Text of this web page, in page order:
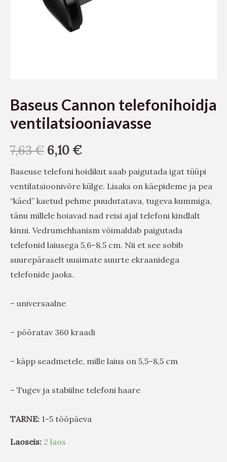
Baseus Cannon telefonihoidja
ventilatsiooniavasse
7,63€ 6,10€
Baseuse telefoni hoidikut saab paigutada igat tüüpi
ventilatsioonivõre külge. Lisaks on käepideme ja pea
“käed” kaetud pehme puudutatava, tugeva kummiga,
tänu millele hoiavad nad reisi ajal telefoni kindlalt
kinni. Vedrumehhanism võimaldab paigutada
telefonid laiusega 5,6–8,5 cm. Nii et see sobib
suurepäraselt uusimate suurte ekraanidega
telefonide jaoks.
– universaalne
– pööratav 360 kraadi
– käpp seadmetele, mille laius on 5,5–8,5 cm
– Tugev ja stabiilne telefoni haare
TARNE: 1-5 tööpäeva
Laoseis: 2 laos